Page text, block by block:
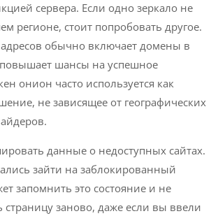
сервера. Если одно зеркало не
регионе, стоит попробовать другое.
обычно включает домены в
шансы на успешное
онион часто используется как
не зависящее от географических
данные о недоступных сайтах.
зайти на заблокированный
запомнить это состояние и не
страницу заново, даже если вы ввели